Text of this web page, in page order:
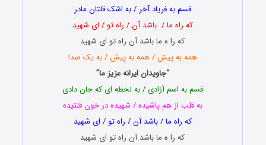
قسم به فریاد آخر / به اشک قلتان مادر
که راه ما / باشد آن / راه تو / ای شهید
که را ه ما باشد آن راه تو ای شهید
همه به پیش / همه به پیش / به یک صدا
“جاویدان ایرانه عزیز ما”
قسم به اسم آزادی / به لحظه ای که جان دادی
به قلب از هم پاشیده / شهیده در خون قلتیده
که راه ما / باشد آن / راه تو / ای شهید
که را ه ما باشد آن راه تو ای شهید